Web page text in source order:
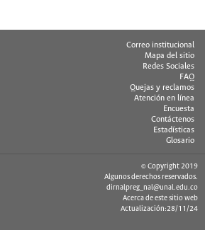
Correo institucional
Mapa del sitio
Redes Sociales
FAQ
Quejas y reclamos
Atención en línea
Encuesta
Contáctenos
Estadísticas
Glosario
© Copyright 2019
Algunos derechos reservados.
dirnalpreg_nal@unal.edu.co
Acerca de este sitio web
Actualización:28/11/24